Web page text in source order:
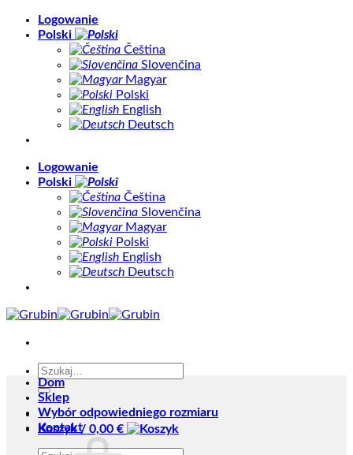
Skip
Logowanie
Polski
Čeština
Slovenčina
Magyar
Polski
English
Deutsch
Logowanie
Polski
Čeština
Slovenčina
Magyar
Polski
English
Deutsch
Szukaj:
Koszyk / 0,00 €
Dom
Sklep
Wybór odpowiedniego rozmiaru
Kontakt